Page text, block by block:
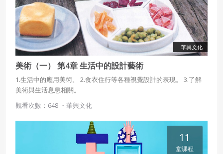
華興文化
美術（一） 第4章 生活中的設計藝術
1.生活中的應用美術。 2.食衣住行等各種視覺設計的表現。 3.了解
美術與生活息息相關。
觀看次數：648 ・ 華興文化
11
堂课程